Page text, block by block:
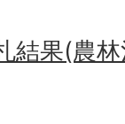
結果(農